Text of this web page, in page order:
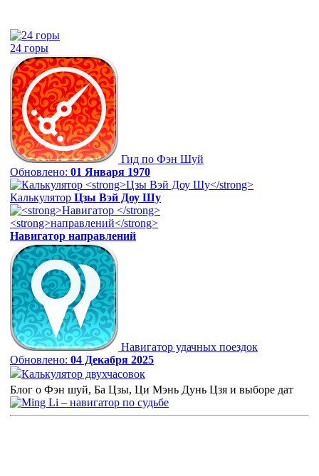
24 горы
Гид по Фэн Шуй
Обновлено: 01 Января 1970
Калькулятор Цзы Вэй Доу Шу
Навигатор направлений
Навигатор удачных поездок
Обновлено: 04 Декабря 2025
Калькулятор двухчасовок
Блог о Фэн шуй, Ба Цзы, Ци Мэнь Дунь Цзя и выборе дат